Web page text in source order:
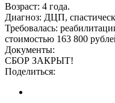
Возраст: 4 года.
Диагноз: ДЦП,
Требовалась:
стоимостью 163 800
Документы:
СБОР ЗАКРЫТ!
Поделиться: